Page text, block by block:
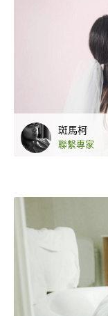
斑馬柯
聯繫專家